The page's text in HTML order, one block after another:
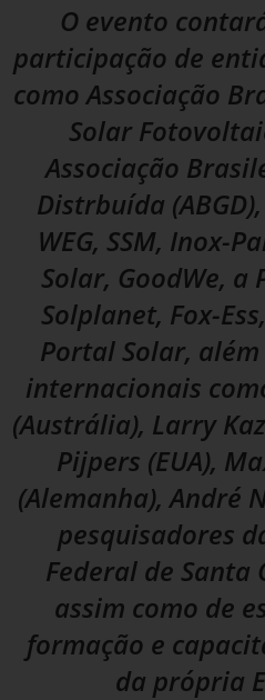
O evento
participação de
como Associação
Solar
Associação
Distrbuída
WEG, SSM, Inox-
Solar, GoodWe, a
Solplanet, Fox-
Portal Solar,
internacionais
(Austrália), Larry
Pijpers (EUA),
(Alemanha), André
pesquisadores
Federal de Santa
assim como de
formação e
da própria